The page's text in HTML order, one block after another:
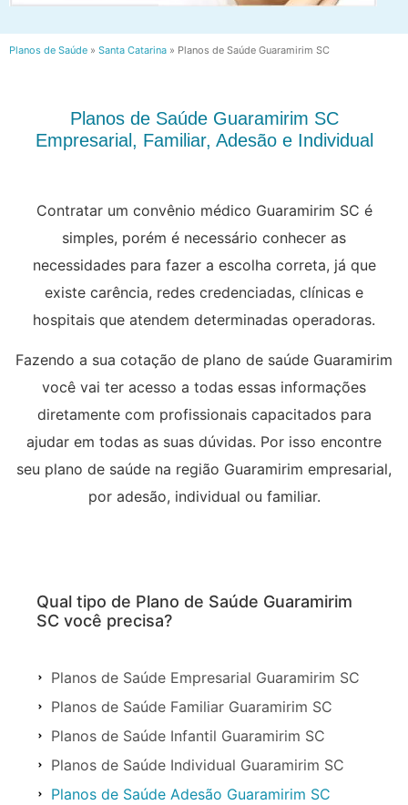
Planos de Saúde » Santa Catarina » Planos de Saúde Guaramirim SC
Planos de Saúde Guaramirim SC
Empresarial, Familiar, Adesão e Individual
Contratar um convênio médico Guaramirim SC é
simples, porém é necessário conhecer as
necessidades para fazer a escolha correta, já que
existe carência, redes credenciadas, clínicas e
hospitais que atendem determinadas operadoras.
Fazendo a sua cotação de plano de saúde Guaramirim
você vai ter acesso a todas essas informações
diretamente com profissionais capacitados para
ajudar em todas as suas dúvidas. Por isso encontre
seu plano de saúde na região Guaramirim empresarial,
por adesão, individual ou familiar.
Qual tipo de Plano de Saúde Guaramirim
SC você precisa?
Planos de Saúde Empresarial Guaramirim SC
Planos de Saúde Familiar Guaramirim SC
Planos de Saúde Infantil Guaramirim SC
Planos de Saúde Individual Guaramirim SC
Planos de Saúde Adesão Guaramirim SC